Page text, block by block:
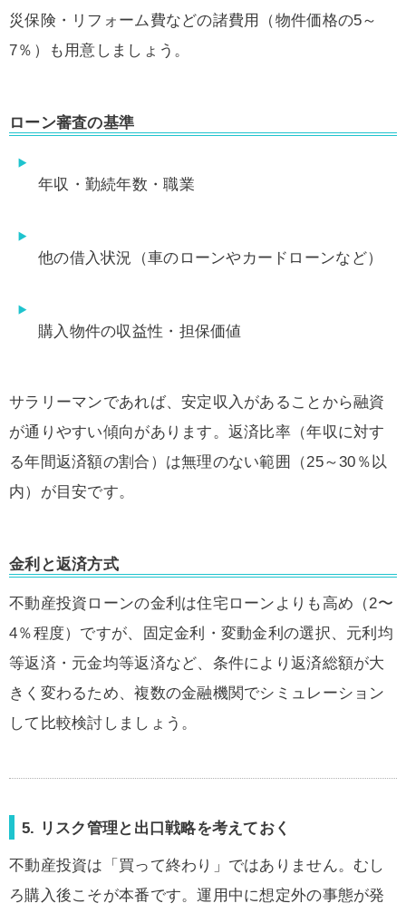
災保険・リフォーム費などの諸費用（物件価格の5～
7％）も用意しましょう。
ローン審査の基準
年収・勤続年数・職業
他の借入状況（車のローンやカードローンなど）
購入物件の収益性・担保価値
サラリーマンであれば、安定収入があることから融資
が通りやすい傾向があります。返済比率（年収に対す
る年間返済額の割合）は無理のない範囲（25～30％以
内）が目安です。
金利と返済方式
不動産投資ローンの金利は住宅ローンよりも高め（2〜
4％程度）ですが、固定金利・変動金利の選択、元利均
等返済・元金均等返済など、条件により返済総額が大
きく変わるため、複数の金融機関でシミュレーション
して比較検討しましょう。
5. リスク管理と出口戦略を考えておく
不動産投資は「買って終わり」ではありません。むし
ろ購入後こそが本番です。運用中に想定外の事態が発